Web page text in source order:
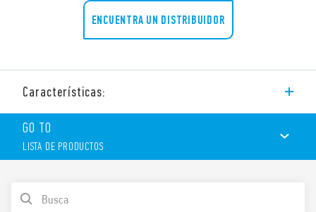
ENCUENTRA UN DISTRIBUIDOR
Características:
Zócalo con bornes a pletina, montaje en panel o carril de 35
mm (EN 60715).
GO TO
LISTA DE PRODUCTOS
LISTA DE PRODUCTOS